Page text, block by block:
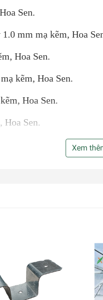
Sen.
mm mạ kẽm, Hoa
Hoa Sen.
kẽm, Hoa Sen.
Hoa Sen.
Hoa Sen.
Xem